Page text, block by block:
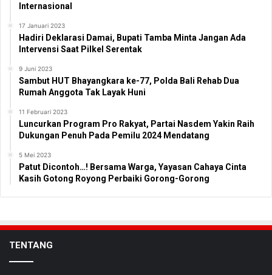
Internasional
17 Januari 2023
Hadiri Deklarasi Damai, Bupati Tamba Minta Jangan Ada
Intervensi Saat Pilkel Serentak
9 Juni 2023
Sambut HUT Bhayangkara ke-77, Polda Bali Rehab Dua
Rumah Anggota Tak Layak Huni
11 Februari 2023
Luncurkan Program Pro Rakyat, Partai Nasdem Yakin Raih
Dukungan Penuh Pada Pemilu 2024 Mendatang
5 Mei 2023
Patut Dicontoh…! Bersama Warga, Yayasan Cahaya Cinta
Kasih Gotong Royong Perbaiki Gorong-Gorong
TENTANG